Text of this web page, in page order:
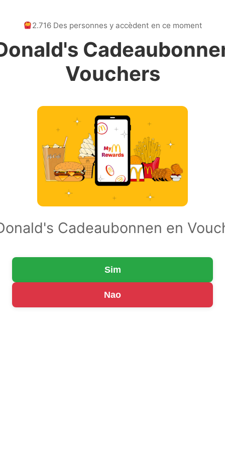
2.716 Des personnes y accèdent en ce moment
Vouchers
Cadeaubonnen en
Sim
Nao